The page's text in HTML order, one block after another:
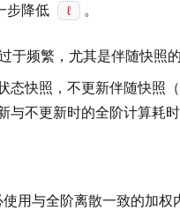
步降低
ℓ 。
于频繁，尤其是伴随快照
态快照，不更新伴随快照
与不更新时的全阶计算耗
使用与全阶离散一致的加权